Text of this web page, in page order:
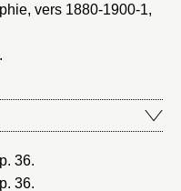
vers 1880-1900-1,
36.
36.